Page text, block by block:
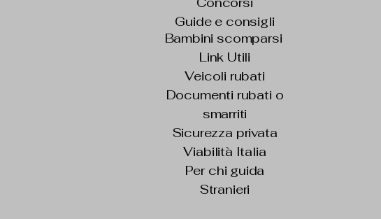
Guide e consigli
Bambini scomparsi
Link Utili
Veicoli rubati
Documenti rubati o
smarriti
Sicurezza privata
Viabilità Italia
Per chi guida
Stranieri